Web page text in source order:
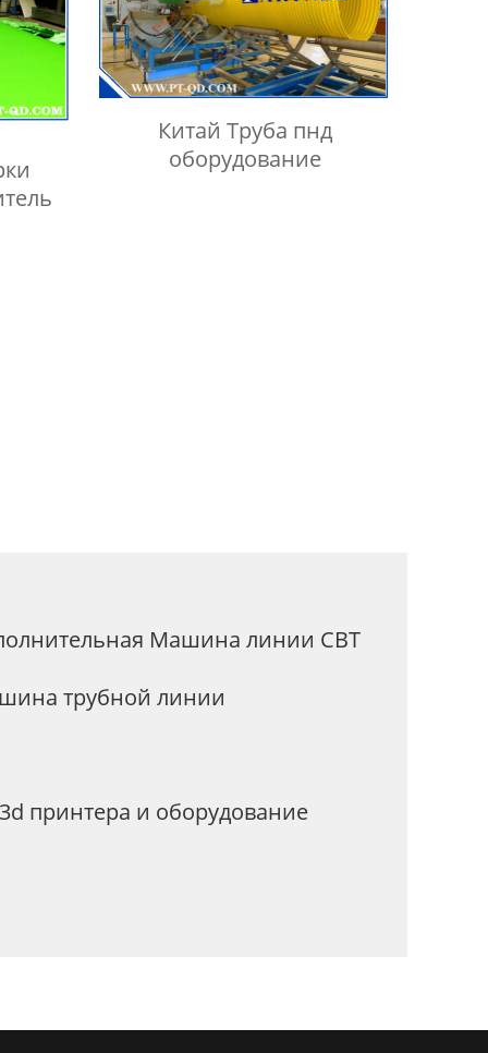
Китай Труба пнд
оборудование
Машина линии СВТ
трубной линии
принтера и оборудование